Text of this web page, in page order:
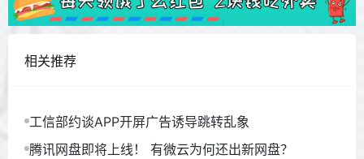
相关推荐
工信部约谈APP开屏广告诱导跳转乱象
腾讯网盘即将上线！ 有微云为何还出新网盘？